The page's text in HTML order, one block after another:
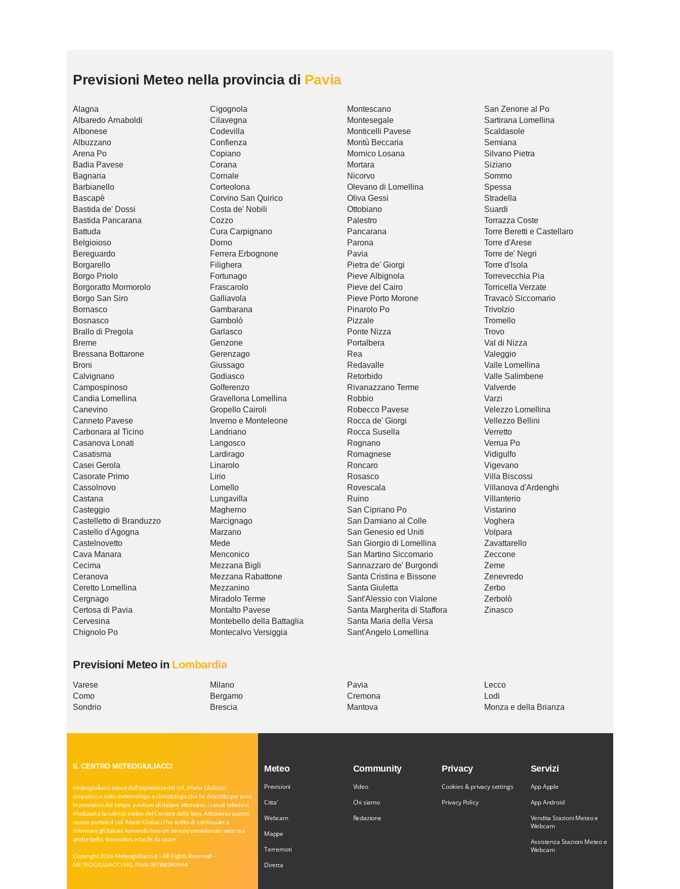
Previsioni Meteo nella provincia di Pavia
Alagna
Albaredo Arnaboldi
Albonese
Albuzzano
Arena Po
Badia Pavese
Bagnaria
Barbianello
Bascapè
Bastida de' Dossi
Bastida Pancarana
Battuda
Belgioioso
Bereguardo
Borgarello
Borgo Priolo
Borgoratto Mormorolo
Borgo San Siro
Bornasco
Bosnasco
Brallo di Pregola
Breme
Bressana Bottarone
Broni
Calvignano
Campospinoso
Candia Lomellina
Canevino
Canneto Pavese
Carbonara al Ticino
Casanova Lonati
Casatisma
Casei Gerola
Casorate Primo
Cassolnovo
Castana
Casteggio
Castelletto di Branduzzo
Castello d'Agogna
Castelnovetto
Cava Manara
Cecima
Ceranova
Ceretto Lomellina
Cergnago
Certosa di Pavia
Cervesina
Chignolo Po
Cigognola
Cilavegna
Codevilla
Confienza
Copiano
Corana
Cornale
Corteolona
Corvino San Quirico
Costa de' Nobili
Cozzo
Cura Carpignano
Dorno
Ferrera Erbognone
Filighera
Fortunago
Frascarolo
Galliavola
Gambarana
Gambolò
Garlasco
Genzone
Gerenzago
Giussago
Godiasco
Golferenzo
Gravellona Lomellina
Gropello Cairoli
Inverno e Monteleone
Landriano
Langosco
Lardirago
Linarolo
Lirio
Lomello
Lungavilla
Magherno
Marcignago
Marzano
Mede
Menconico
Mezzana Bigli
Mezzana Rabattone
Mezzanino
Miradolo Terme
Montalto Pavese
Montebello della Battaglia
Montecalvo Versiggia
Montescano
Montesegale
Monticelli Pavese
Montù Beccaria
Mornico Losana
Mortara
Nicorvo
Olevano di Lomellina
Oliva Gessi
Ottobiano
Palestro
Pancarana
Parona
Pavia
Pietra de' Giorgi
Pieve Albignola
Pieve del Cairo
Pieve Porto Morone
Pinarolo Po
Pizzale
Ponte Nizza
Portalbera
Rea
Redavalle
Retorbido
Rivanazzano Terme
Robbio
Robecco Pavese
Rocca de' Giorgi
Rocca Susella
Rognano
Romagnese
Roncaro
Rosasco
Rovescala
Ruino
San Cipriano Po
San Damiano al Colle
San Genesio ed Uniti
San Giorgio di Lomellina
San Martino Siccomario
Sannazzaro de' Burgondi
Santa Cristina e Bissone
Santa Giuletta
Sant'Alessio con Vialone
Santa Margherita di Staffora
Santa Maria della Versa
Sant'Angelo Lomellina
San Zenone al Po
Sartirana Lomellina
Scaldasole
Semiana
Silvano Pietra
Siziano
Sommo
Spessa
Stradella
Suardi
Torrazza Coste
Torre Beretti e Castellaro
Torre d'Arese
Torre de' Negri
Torre d'Isola
Torrevecchia Pia
Torricella Verzate
Travacò Siccomario
Trivolzio
Tromello
Trovo
Val di Nizza
Valeggio
Valle Lomellina
Valle Salimbene
Valverde
Varzi
Velezzo Lomellina
Vellezzo Bellini
Verretto
Verrua Po
Vidigulfo
Vigevano
Villa Biscossi
Villanova d'Ardenghi
Villanterio
Vistarino
Voghera
Volpara
Zavattarello
Zeccone
Zeme
Zenevredo
Zerbo
Zerbolò
Zinasco
Previsioni Meteo in Lombardia
Varese
Como
Sondrio
Milano
Bergamo
Brescia
Pavia
Cremona
Mantova
Lecco
Lodi
Monza e della Brianza
IL CENTRO METEOGIULIACCI
Meteogiuliacci nasce dall’esperienza del col. Mario Giuliacci,
simpatico e noto meteorologo e climatologo che ha descritto per anni
le previsioni del tempo a milioni di italiani attraverso i canali televisivi
Mediaset e la rubrica meteo del Corriere della Sera. Attraverso questo
nuovo portale il col. Mario Giuliacci ha scelto di continuare a
informare gli italiani fornendo loro un servizio previsionale serio ma
anche bello, innovativo e facile da usare.
Copyright 2026 Meteogiuliacci.it - All Rights Reserved -
METEOGIULIACCI SRL P.IVA 09788290964
Meteo
Previsioni
Citta'
Webcam
Mappe
Terremoti
Diretta
Community
Video
Chi siamo
Redazione
Privacy
Cookies & privacy settings
Privacy Policy
Servizi
App Apple
App Android
Vendita Stazioni Meteo e
Webcam
Assistenza Stazioni Meteo e
Webcam